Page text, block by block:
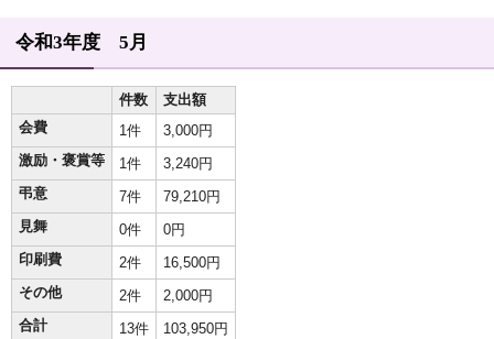
令和3年度 5月
件数
支出額
会費
1件
3,000円
激励・褒賞等
1件
3,240円
弔意
7件
79,210円
見舞
0件
0円
印刷費
2件
16,500円
その他
2件
2,000円
合計
13件 103,950円